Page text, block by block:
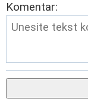
Komentar: